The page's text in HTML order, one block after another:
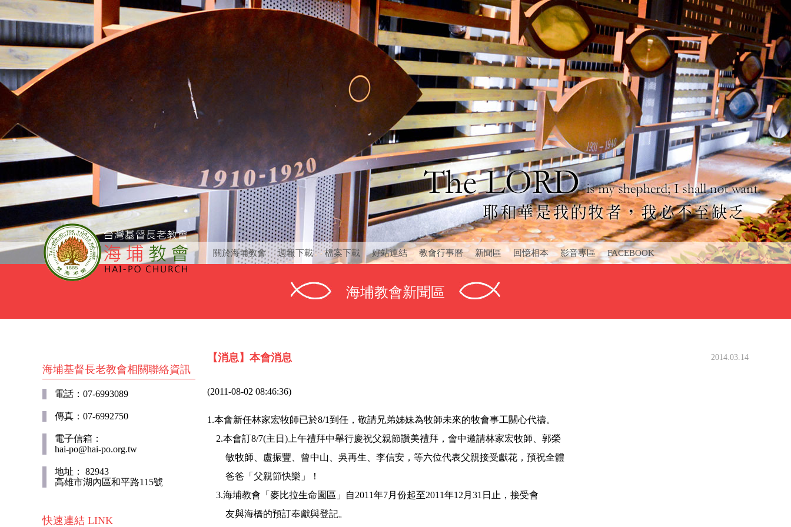
關於海埔教會 週報下載 檔案下載 好站連結 教會行事曆 新聞區 回憶相本 影音專區 FACEBOOK
海埔教會新聞區
海埔基督長老教會相關聯絡資訊
電話：07-6993089
傳真：07-6992750
電子信箱：
hai-po@hai-po.org.tw
地址： 82943
高雄市湖內區和平路115號
快速連結 LINK
【消息】本會消息 2014.03.14
(2011-08-02 08:46:36)
1.本會新任林家宏牧師已於8/1到任，敬請兄弟姊妹為牧師未來的牧會事工關心代禱。
2.本會訂8/7(主日)上午禮拜中舉行慶祝父親節讚美禮拜，會中邀請林家宏牧師、郭榮
敏牧師、盧振豐、曾中山、吳再生、李信安，等六位代表父親接受獻花，預祝全體
爸爸「父親節快樂」！
3.海埔教會「麥比拉生命園區」自2011年7月份起至2011年12月31日止，接受會
友與海橋的預訂奉獻與登記。